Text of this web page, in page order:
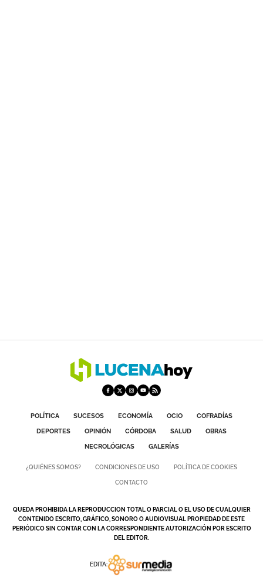
POLÍTICA SUCESOS ECONOMÍA OCIO
COFRADÍAS
DEPORTES
OPINIÓN CÓRDOBA SALUD
OBRAS
NECROLÓGICAS
GALERÍAS
¿QUIÉNES SOMOS? CONDICIONES DE USO POLÍTICA DE COOKIES
CONTACTO
QUEDA PROHIBIDA LA REPRODUCCION TOTAL O PARCIAL O EL USO DE CUALQUIER
CONTENIDO ESCRITO, GRÁFICO, SONORO O AUDIOVISUAL PROPIEDAD DE ESTE
PERIÓDICO SIN CONTAR CON LA CORRESPONDIENTE AUTORIZACIÓN POR ESCRITO
DEL EDITOR.
EDITA: